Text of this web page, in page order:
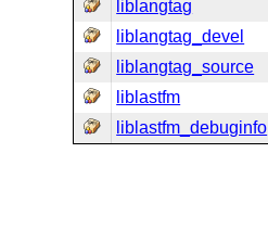
liblangtag
liblangtag_devel
liblangtag_source
liblastfm
liblastfm_debuginfo